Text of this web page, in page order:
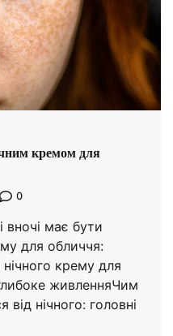
кремом для
0
вночі має бути
для обличчя:
крему для
живленняЧим
від нічного: головні